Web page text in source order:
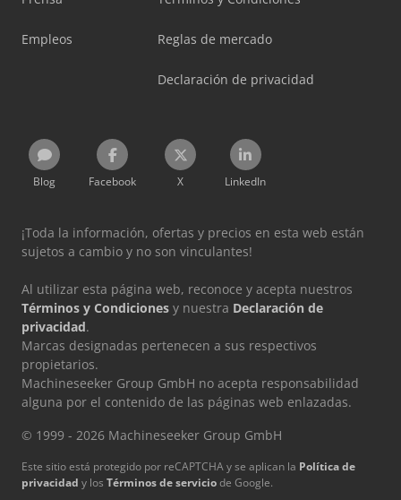
Empleos Reglas de mercado
Declaración de privacidad
Blog Facebook X LinkedIn
¡Toda la información, ofertas y precios en esta web están
sujetos a cambio y no son vinculantes!
Al utilizar esta página web, reconoce y acepta nuestros
Términos y Condiciones y nuestra Declaración de
privacidad.
Marcas designadas pertenecen a sus respectivos
propietarios.
Machineseeker Group GmbH no acepta responsabilidad
alguna por el contenido de las páginas web enlazadas.
© 1999 - 2026 Machineseeker Group GmbH
Este sitio está protegido por reCAPTCHA y se aplican la Política de
privacidad y los Términos de serviciode Google.